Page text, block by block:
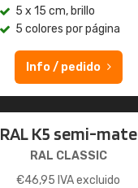
5 x 15 cm, brillo
5 colores por página
Info / pedido
RAL K5 semi-mate
RAL CLASSIC
€46,95 IVA excluido